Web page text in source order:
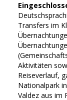
Transfers im
Aktivitäten
Reiseverlauf,
Nationalpark
Valdez aus im